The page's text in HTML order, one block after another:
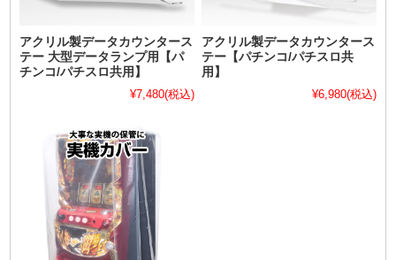
アクリル製データカウンタース
テー 大型データランプ用【パ
チンコ/パチスロ共用】
¥7,480(税込)
アクリル製データカウンタース
テー【パチンコ/パチスロ共
用】
¥6,980(税込)